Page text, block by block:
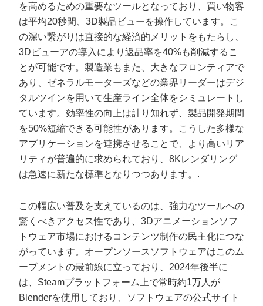
を高めるための重要なツールとなっており、買い物客
は平均20秒間、3D製品ビューを操作しています。こ
の深い繋がりは直接的な経済的メリットをもたらし、
3Dビューアの導入により返品率を40%も削減するこ
とが可能です。製造業もまた、大きなフロンティアで
あり、ゼネラルモーターズなどの業界リーダーはデジ
タルツインを用いて生産ライン全体をシミュレートし
ています。効率性の向上は計り知れず、製品開発期間
を50%短縮できる可能性があります。こうした多様な
アプリケーションを連携させることで、より高いリア
リティが普遍的に求められており、8Kレンダリング
は急速に新たな標準となりつつあります。.
この幅広い普及を支えているのは、強力なツールへの
驚くべきアクセス性であり、3Dアニメーションソフ
トウェア市場におけるコンテンツ制作の民主化につな
がっています。オープンソースソフトウェアはこのム
ーブメントの最前線に立っており、2024年後半に
は、Steamプラットフォーム上で常時約1万人が
Blenderを使用しており、ソフトウェアの公式サイト